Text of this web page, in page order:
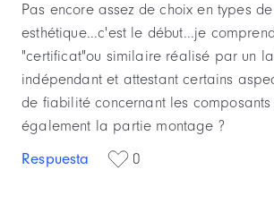
Pas encore assez de choix en types
esthétique...c'est le début...je
"certificat"ou similaire réalisé par un
indépendant et attestant certains
de fiabilité concernant les composants
également la partie montage ?
Respuesta
0